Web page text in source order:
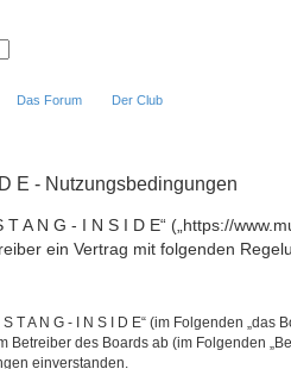
Das Forum Der Club
E - Nutzungsbedingungen
A N G - I N S I D E“ („https://
ein Vertrag mit folgenden
T A N G - I N S I D E“ (im Folgenden „das
Betreiber des Boards ab (im Folgenden
einverstanden.